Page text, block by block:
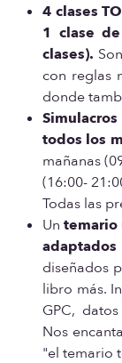
4 clases
1 clase
clases).
con reglas
donde
todos los
mañanas
(16:00-
Todas las
Untemario
adaptados
diseñados
libro más.
GPC,
Nos
"el temario